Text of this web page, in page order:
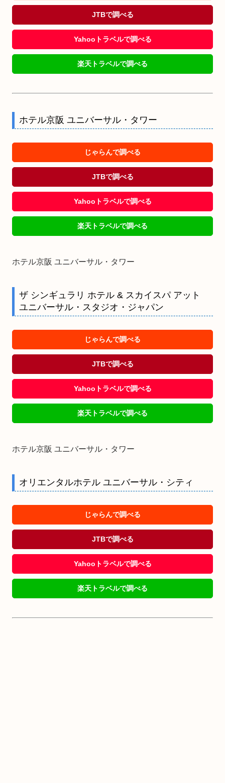
JTBで調べる
Yahooトラベルで調べる
楽天トラベルで調べる
ホテル京阪 ユニバーサル・タワー
じゃらんで調べる
JTBで調べる
Yahooトラベルで調べる
楽天トラベルで調べる
ホテル京阪 ユニバーサル・タワー
ザ シンギュラリ ホテル & スカイスパ アット
ユニバーサル・スタジオ・ジャパン
じゃらんで調べる
JTBで調べる
Yahooトラベルで調べる
楽天トラベルで調べる
ホテル京阪 ユニバーサル・タワー
オリエンタルホテル ユニバーサル・シティ
じゃらんで調べる
JTBで調べる
Yahooトラベルで調べる
楽天トラベルで調べる